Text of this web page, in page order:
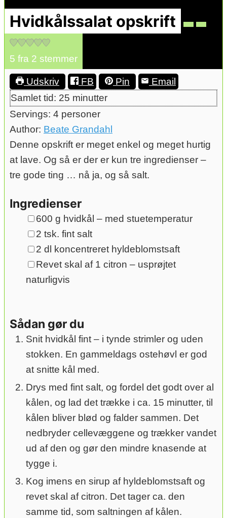
Hvidkålssalat opskrift
5 fra 2 stemmer
Udskriv FB Pin
Email
Samlet tid: 25 minutter
minutter
Servings: 4 personer
Author: Beate Grandahl
Denne opskrift er meget enkel og meget hurtig
at lave. Og så er der er kun tre ingredienser –
tre gode ting … nå ja, og så salt.
Ingredienser
▢
600 g hvidkål – med stuetemperatur
▢
2 tsk. fint salt
▢
2 dl
koncentreret hyldeblomstsaft
▢
Revet skal af 1 citron – usprøjtet
naturligvis
Sådan gør du
Snit hvidkål fint – i tynde strimler og uden
stokken. En gammeldags ostehøvl er god
at snitte kål med.
Drys med fint salt, og fordel det godt over al
kålen, og lad det trække i ca. 15 minutter, til
kålen bliver blød og falder sammen. Det
nedbryder cellevæggene og trækker vandet
ud af den og gør den mindre knasende at
tygge i.
Kog imens en sirup af hyldeblomstsaft og
revet skal af citron. Det tager ca. den
samme tid, som saltningen af kålen.